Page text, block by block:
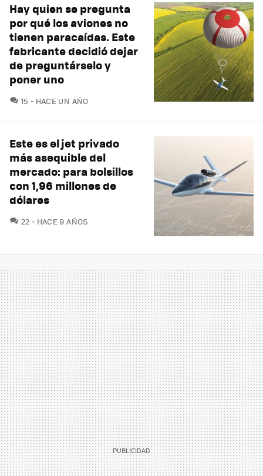
Hay quien se pregunta
por qué los aviones no
tienen paracaídas. Este
fabricante decidió dejar
de preguntárselo y
poner uno
15 COMENTARIOS
HACE UN AÑO
Este es el jet privado
más asequible del
mercado: para bolsillos
con 1,96 millones de
dólares
22 COMENTARIOS
HACE 9 AÑOS